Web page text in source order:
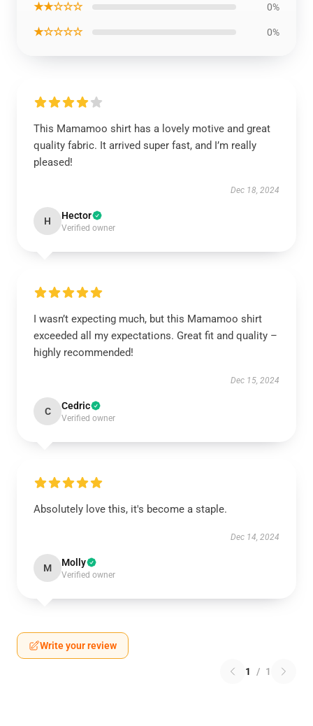
★★☆☆☆ 0%
★☆☆☆☆ 0%
This Mamamoo shirt has a lovely motive and great
quality fabric. It arrived super fast, and I’m really
pleased!
Dec 18, 2024
H Hector
Verified owner
I wasn’t expecting much, but this Mamamoo shirt
exceeded all my expectations. Great fit and quality –
highly recommended!
Dec 15, 2024
C Cedric
Verified owner
Absolutely love this, it's become a staple.
Dec 14, 2024
M Molly
Verified owner
Write your review
1 / 1